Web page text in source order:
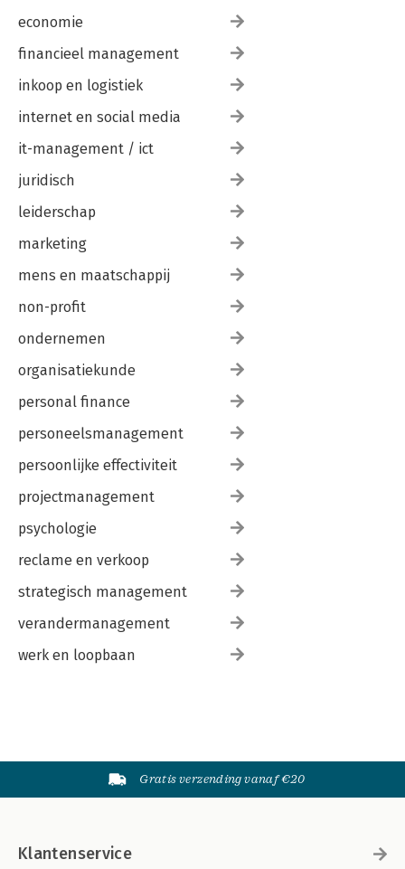
economie
financieel management
inkoop en logistiek
internet en social media
it-management / ict
juridisch
leiderschap
marketing
mens en maatschappij
non-profit
ondernemen
organisatiekunde
personal finance
personeelsmanagement
persoonlijke effectiviteit
projectmanagement
psychologie
reclame en verkoop
strategisch management
verandermanagement
werk en loopbaan
Gratis verzending vanaf €20
Klantenservice